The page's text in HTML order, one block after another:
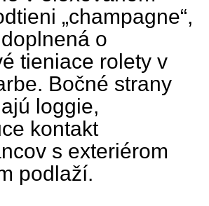
„champagne“,
o
tieniace rolety v
Bočné strany
loggie,
kontakt
s exteriérom
podlaží.